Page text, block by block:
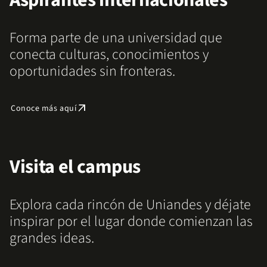
Forma parte de una universidad que
conecta culturas, conocimientos y
oportunidades sin fronteras.
Conoce más aquíarrow_outward
Visita el campus
Explora cada rincón de Uniandes y déjate
inspirar por el lugar donde comienzan las
grandes ideas.